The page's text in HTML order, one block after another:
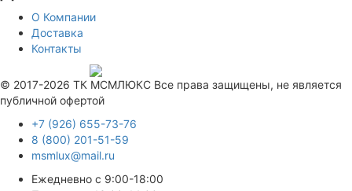
О Компании
Доставка
Контакты
© 2017-2026 ТК МСМЛЮКС Все права защищены, не является
публичной офертой
+7 (926) 655-73-76
8 (800) 201-51-59
msmlux@mail.ru
Ежедневно с 9:00-18:00